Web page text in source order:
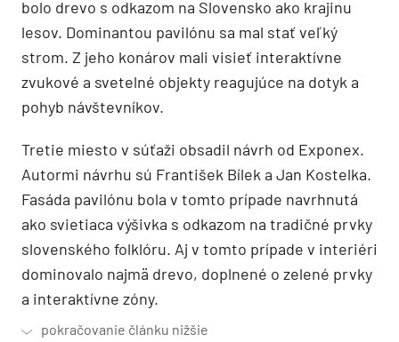
bolo drevo s odkazom na Slovensko ako krajinu
lesov. Dominantou pavilónu sa mal stať veľký
strom. Z jeho konárov mali visieť interaktívne
zvukové a svetelné objekty reagujúce na dotyk a
pohyb návštevníkov.
Tretie miesto v súťaži obsadil návrh od Exponex.
Autormi návrhu sú František Bílek a Jan Kostelka.
Fasáda pavilónu bola v tomto prípade navrhnutá
ako svietiaca výšivka s odkazom na tradičné prvky
slovenského folklóru. Aj v tomto prípade v interiéri
dominovalo najmä drevo, doplnené o zelené prvky
a interaktívne zóny.